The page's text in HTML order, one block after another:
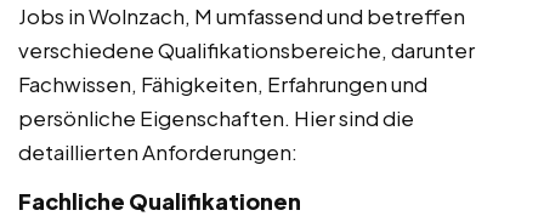
Jobs in Wolnzach, M umfassend und betreffen
verschiedene Qualifikationsbereiche, darunter
Fachwissen, Fähigkeiten, Erfahrungen und
persönliche Eigenschaften. Hier sind die
detaillierten Anforderungen:
Fachliche Qualifikationen